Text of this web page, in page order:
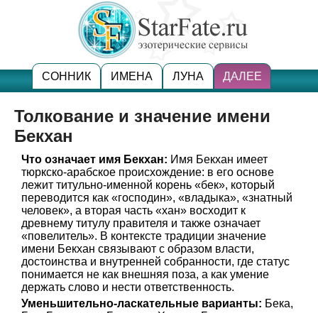
СОННИК ИМЕНА ЛУНА ДАЛЕЕ
Толкование и значение имени
Бекхан
Что означает имя Бекхан: Имя Бекхан имеет
тюркско-арабское происхождение: в его основе
лежит титульно-именной корень «бек», который
переводится как «господин», «владыка», «знатный
человек», а вторая часть «хан» восходит к
древнему титулу правителя и также означает
«повелитель». В контексте традиции значение
имени Бекхан связывают с образом власти,
достоинства и внутренней собранности, где статус
понимается не как внешняя поза, а как умение
держать слово и нести ответственность.
Уменьшительно-ласкательные варианты: Бека,